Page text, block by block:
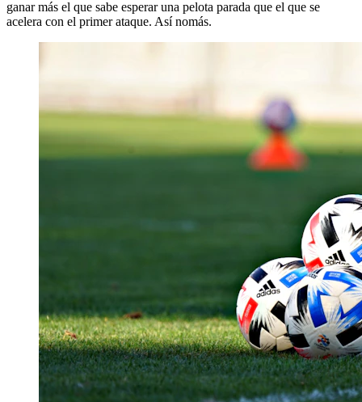
ganar más el que sabe esperar una pelota parada que el que se
acelera con el primer ataque. Así nomás.